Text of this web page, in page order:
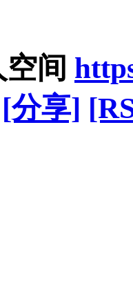
间
[分享]